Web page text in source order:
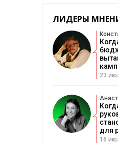
ЛИДЕРЫ
23
для
16